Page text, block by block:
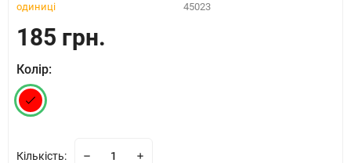
одиниці
45023
185 грн.
Колір:
Кількість: